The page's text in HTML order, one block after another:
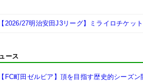
【2026/27明治安田J3リーグ】ミライロチケッ
ース
【FC町田ゼルビア】頂を目指す歴史的シーズ